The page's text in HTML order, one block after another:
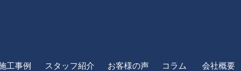
工事例
スタッフ紹介
お客様の声
コラム
会社概要